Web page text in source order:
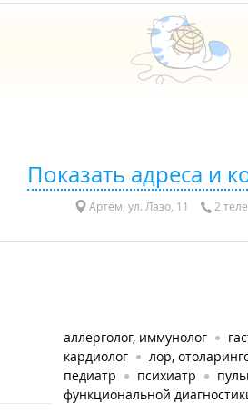
Показать адреса и
Артём, ул. Лазо, 11 2
аллерголог, иммунолог
кардиолог
лор,
педиатр
психиатр
функциональной